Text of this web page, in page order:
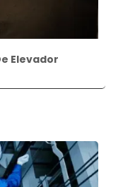
Elevador